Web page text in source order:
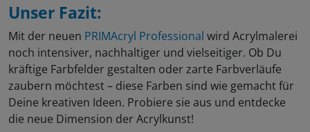
Unser Fazit:
Mit der neuen PRIMAcryl Professional wird Acrylmalerei
noch intensiver, nachhaltiger und vielseitiger. Ob Du
kräftige Farbfelder gestalten oder zarte Farbverläufe
zaubern möchtest – diese Farben sind wie gemacht für
Deine kreativen Ideen. Probiere sie aus und entdecke
die neue Dimension der Acrylkunst!